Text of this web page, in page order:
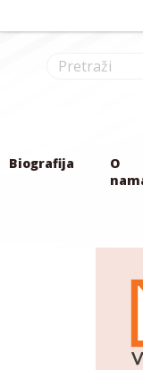
Biografija
O